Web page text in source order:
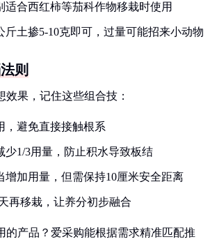
适合西红柿等茄科作物移栽时使用
斤土掺5-10克即可，过量可能招来小动物
则
效果，记住这些组合技：
，避免直接接触根系
少1/3用量，防止积水导致板结
增加用量，但需保持10厘米安全距离
再移栽，让养分初步融合
的产品？爱采购能根据需求精准匹配推